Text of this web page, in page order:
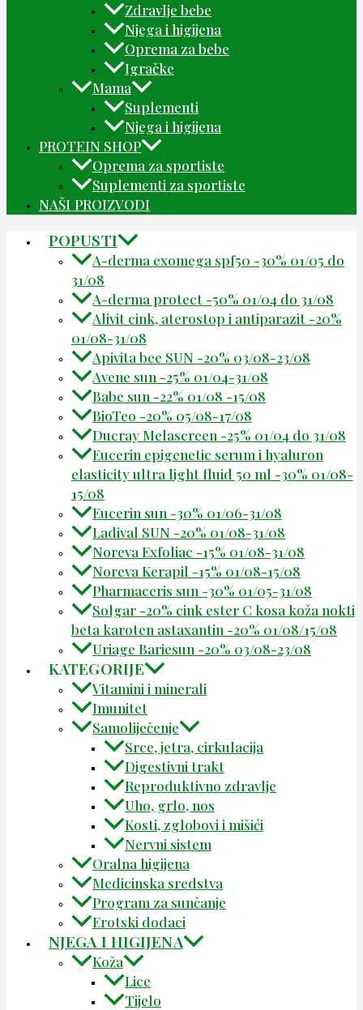
Zdravlje bebe
Njega i higijena
Oprema za bebe
Igračke
Mama
Suplementi
Njega i higijena
PROTEIN SHOP
Oprema za sportiste
Suplementi za sportiste
NAŠI PROIZVODI
POPUSTI
A-derma exomega spf50 -30% 01/05 do
31/08
A-derma protect -50% 01/04 do 31/08
Alivit cink, aterostop i antiparazit -20%
01/08-31/08
Apivita bee SUN -20% 03/08-23/08
Avene sun -25% 01/04-31/08
Babe sun -22% 01/08 -15/08
BioTeo -20% 05/08-17/08
Ducray Melascreen -25% 01/04 do 31/08
Eucerin epigenetic serum i hyaluron
elasticity ultra light fluid 50 ml -30% 01/08-
15/08
Eucerin sun -30% 01/06-31/08
Ladival SUN -20% 01/08-31/08
Noreva Exfoliac -15% 01/08-31/08
Noreva Kerapil -15% 01/08-15/08
Pharmaceris sun -30% 01/05-31/08
Solgar -20% cink ester C kosa koža nokti
beta karoten astaxantin -20% 01/08/15/08
Uriage Bariesun -20% 03/08-23/08
KATEGORIJE
Vitamini i minerali
Imunitet
Samoliječenje
Srce, jetra, cirkulacija
Digestivni trakt
Reproduktivno zdravlje
Uho, grlo, nos
Kosti, zglobovi i mišići
Nervni sistem
Oralna higijena
Medicinska sredstva
Program za sunčanje
Erotski dodaci
NJEGA I HIGIJENA
Koža
Lice
Tijelo